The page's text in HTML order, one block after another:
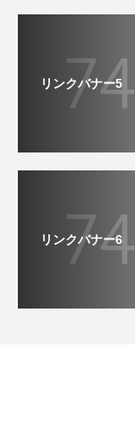
リンクバナー5
リンクバナー6